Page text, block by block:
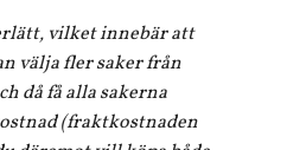
vilket innebär att
välja fler saker från
då få alla sakerna
(fraktkostnaden